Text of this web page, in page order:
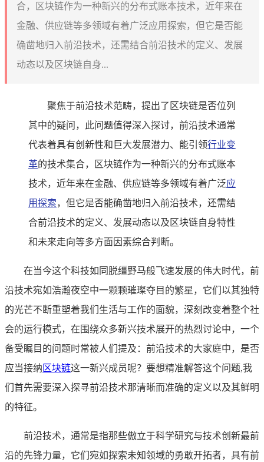
合，区块链作为一种新兴的分布式账本技术，近年来在
金融、供应链等多领域有着广泛应用探索，但它是否能
确凿地归入前沿技术，还需结合前沿技术的定义、发展
动态以及区块链自身...
聚焦于前沿技术范畴，提出了区块链是否位列
其中的疑问，此问题值得深入探讨，前沿技术通常
代表着具有创新性和巨大发展潜力、能引领行业变
革的技术集合，区块链作为一种新兴的分布式账本
技术，近年来在金融、供应链等多领域有着广泛应
用探索，但它是否能确凿地归入前沿技术，还需结
合前沿技术的定义、发展动态以及区块链自身特性
和未来走向等多方面因素综合判断。
在当今这个科技如同脱缰野马般飞速发展的伟大时代，前
沿技术宛如浩瀚夜空中一颗颗璀璨夺目的繁星，它们以其独特
的光芒不断重塑着我们生活与工作的面貌，深刻改变着整个社
会的运行模式，在围绕众多新兴技术展开的热烈讨论中，一个
备受瞩目的问题时常被人们提及：前沿技术的大家庭中，是否
应当接纳 区块链这一新兴成员呢？要想精准解答这个问题,我
们首先需要深入探寻前沿技术那清晰而准确的定义以及其鲜明
的特征。
前沿技术，通常是指那些傲立于科学研究与技术创新最前
沿的先锋力量，它们宛如探索未知领域的勇敢开拓者，具有前